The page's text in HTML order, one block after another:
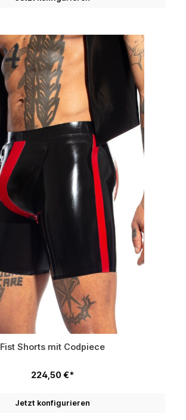
Fist Shorts mit Codpiece
224,50 €*
Jetzt konfigurieren